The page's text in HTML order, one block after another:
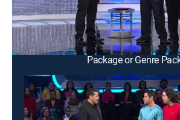
crecientes de dificultad para tener la
ganar un premio en efectivo.
This content is currently unavailable
Package or Genre